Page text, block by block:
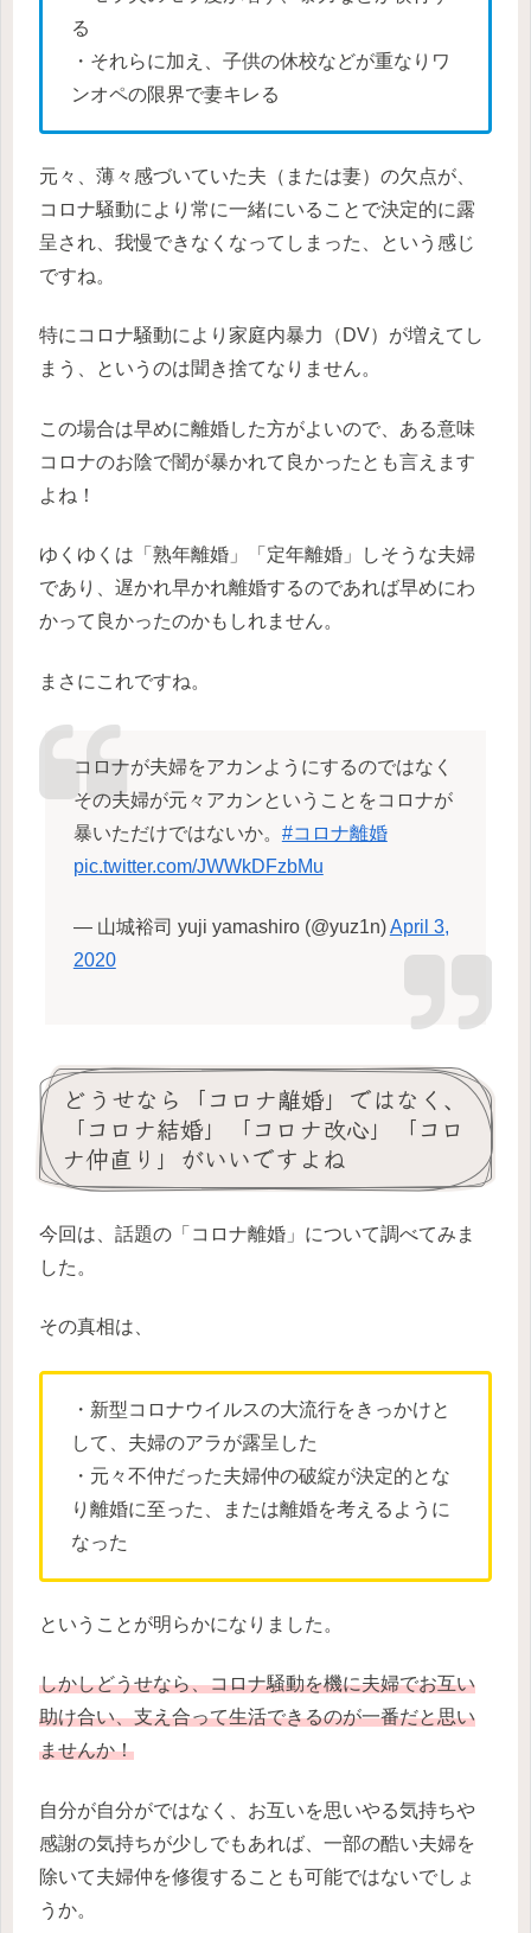
る
・それらに加え、子供の休校などが重なりワ
ンオペの限界で妻キレる
元々、薄々感づいていた夫（または妻）の欠点が、
コロナ騒動により常に一緒にいることで決定的に露
呈され、我慢できなくなってしまった、という感じ
ですね。
特にコロナ騒動により家庭内暴力（DV）が増えてし
まう、というのは聞き捨てなりません。
この場合は早めに離婚した方がよいので、ある意味
コロナのお陰で闇が暴かれて良かったとも言えます
よね！
ゆくゆくは「熟年離婚」「定年離婚」しそうな夫婦
であり、遅かれ早かれ離婚するのであれば早めにわ
かって良かったのかもしれません。
まさにこれですね。
コロナが夫婦をアカンようにするのではなく
その夫婦が元々アカンということをコロナが
暴いただけではないか。 #コロナ離婚
pic.twitter.com/JWWkDFzbMu
— 山城裕司 yuji yamashiro (@yuz1n)April 3,
2020
どうせなら「コロナ離婚」ではなく、
「コロナ結婚」「コロナ改心」「コロ
ナ仲直り」がいいですよね
今回は、話題の「コロナ離婚」について調べてみま
した。
その真相は、
・新型コロナウイルスの大流行をきっかけと
して、夫婦のアラが露呈した
・元々不仲だった夫婦仲の破綻が決定的とな
り離婚に至った、または離婚を考えるように
なった
ということが明らかになりました。
しかしどうせなら、コロナ騒動を機に夫婦でお互い
助け合い、支え合って生活できるのが一番だと思い
ませんか！
自分が自分がではなく、お互いを思いやる気持ちや
感謝の気持ちが少しでもあれば、一部の酷い夫婦を
除いて夫婦仲を修復することも可能ではないでしょ
うか。